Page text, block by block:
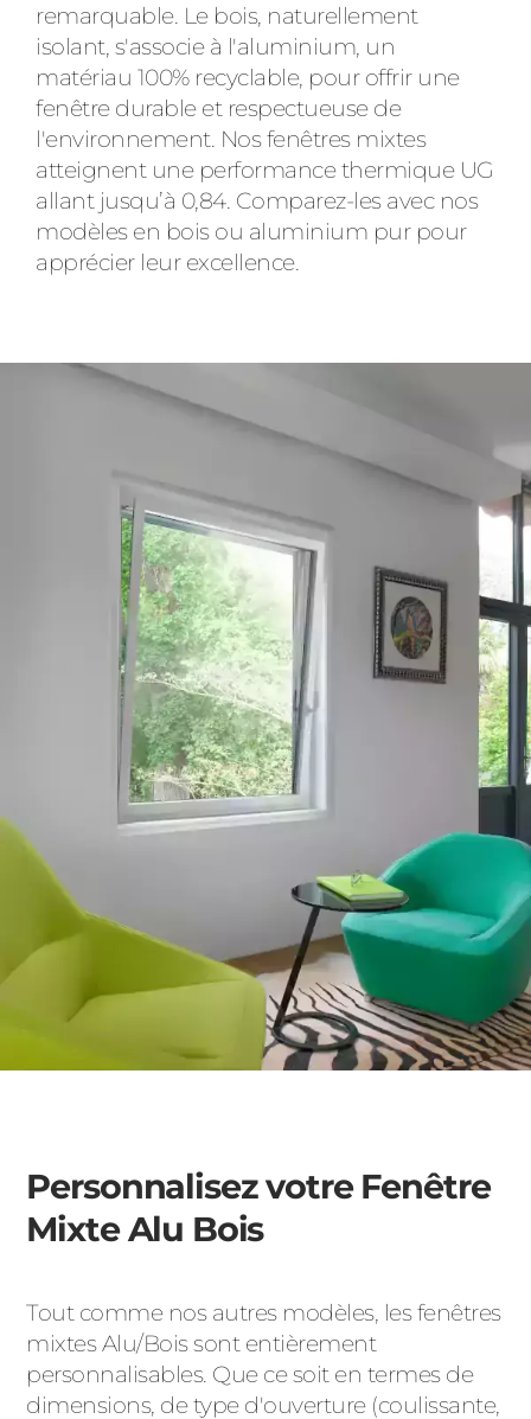
remarquable. Le bois, naturellement
isolant, s'associe à l'aluminium, un
matériau 100% recyclable, pour offrir une
fenêtre durable et respectueuse de
l'environnement. Nos fenêtres mixtes
atteignent une performance thermique UG
allant jusqu’à 0,84. Comparez-les avec nos
modèles en bois ou aluminium pur pour
apprécier leur excellence.
Personnalisez votre Fenêtre
Mixte Alu Bois
Tout comme nos autres modèles, les fenêtres
mixtes Alu/Bois sont entièrement
personnalisables. Que ce soit en termes de
dimensions, de type d'ouverture (coulissante,